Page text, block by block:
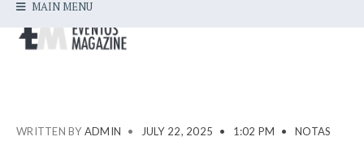
MAIN MENU
WRITTEN BY ADMIN • JULY 22, 2025 • 1:02 PM • NOTAS